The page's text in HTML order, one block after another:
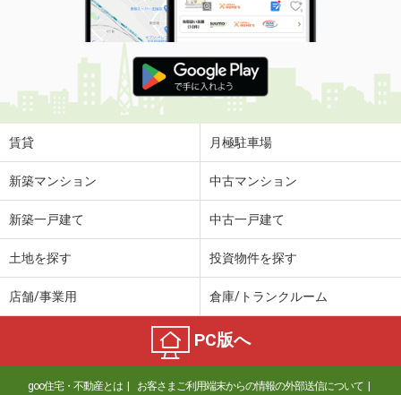
賃貸 月極駐車場
新築マンション 中古マンション
新築一戸建て 中古一戸建て
土地を探す 投資物件を探す
店舗/事業用 倉庫/トランクルーム
PC版へ
goo住宅・不動産とは お客さまご利用端末からの情報の外部送信について